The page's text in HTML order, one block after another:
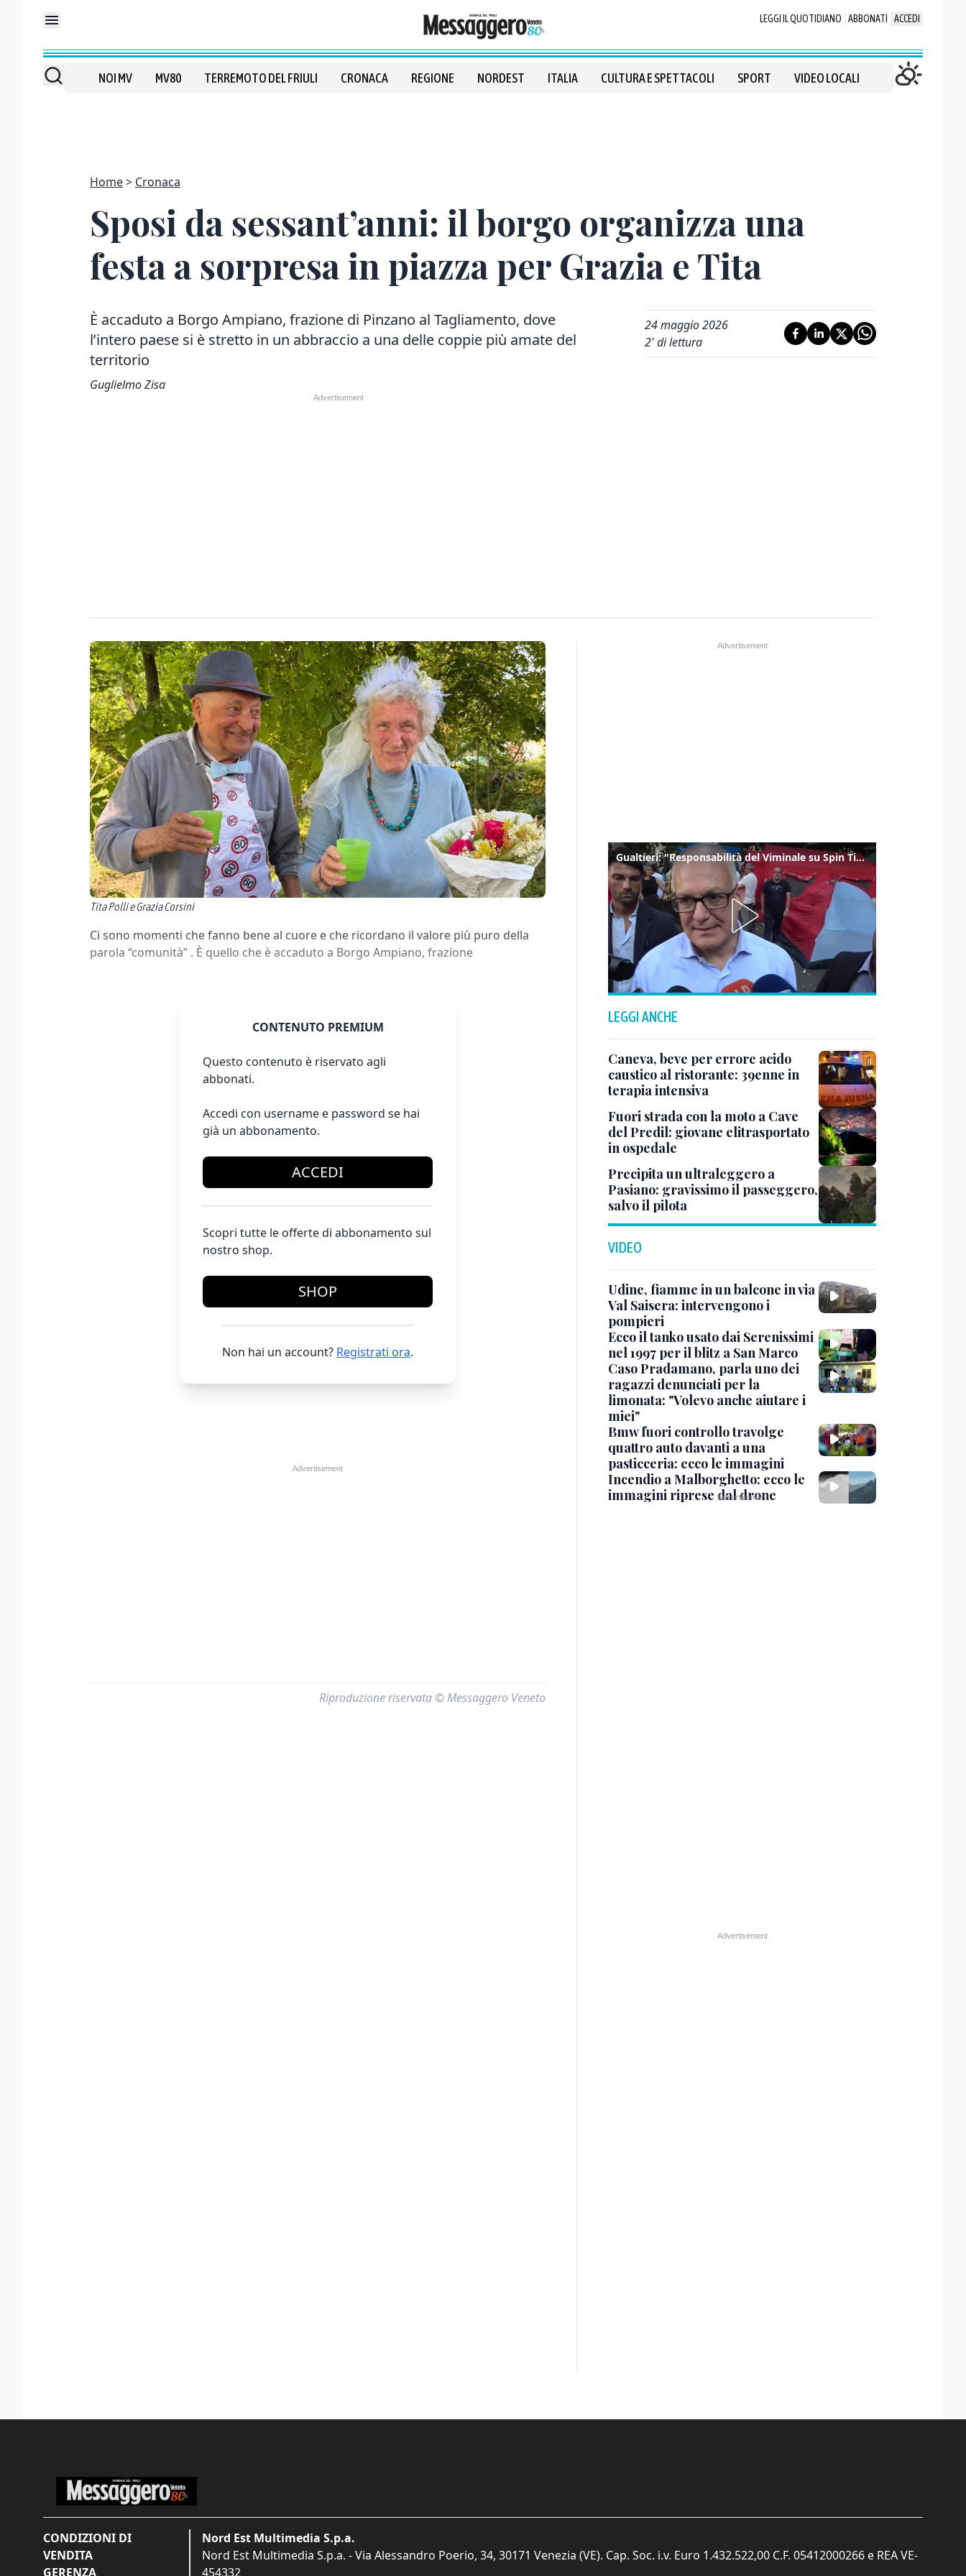
LEGGI IL QUOTIDIANO ABBONATI ACCEDI
NOI MV MV80 TERREMOTO DEL FRIULI CRONACA REGIONE NORDEST ITALIA CULTURA E SPETTACOLI SPORT VIDEO LOCALI
Home Cronaca
Sposi da sessant’anni: il borgo organizza una
festa a sorpresa in piazza per Grazia e Tita
È accaduto a Borgo Ampiano, frazione di Pinzano al Tagliamento, dove
l’intero paese si è stretto in un abbraccio a una delle coppie più amate del
territorio
Guglielmo Zisa
24 maggio 2026
2' di lettura
Tita Polli e Grazia Corsini
Ci sono momenti che fanno bene al cuore e che ricordano il valore più puro della
parola “comunità” . È quello che è accaduto a Borgo Ampiano, frazione
CONTENUTO PREMIUM
Questo contenuto è riservato agli
abbonati.
Accedi con username e password se hai
già un abbonamento.
ACCEDI
Scopri tutte le offerte di abbonamento sul
nostro shop.
SHOP
Non hai un account? Registrati ora.
Riproduzione riservata © Messaggero Veneto
Gualtieri: "Responsabilità del Viminale su Spin Time? La posizione dei partiti è nota"
LEGGI ANCHE
Caneva, beve per errore acido
caustico al ristorante: 39enne in
terapia intensiva
Fuori strada con la moto a Cave
del Predil: giovane elitrasportato
in ospedale
Precipita un ultraleggero a
Pasiano: gravissimo il passeggero,
salvo il pilota
VIDEO
Udine, fiamme in un balcone in via
Val Saisera: intervengono i
pompieri
Ecco il tanko usato dai Serenissimi
nel 1997 per il blitz a San Marco
Caso Pradamano, parla uno dei
ragazzi denunciati per la
limonata: "Volevo anche aiutare i
miei"
Bmw fuori controllo travolge
quattro auto davanti a una
pasticceria: ecco le immagini
Incendio a Malborghetto: ecco le
immagini riprese dal drone
CONDIZIONI DI
VENDITA
GERENZA
Nord Est Multimedia S.p.a.
Nord Est Multimedia S.p.a. - Via Alessandro Poerio, 34, 30171 Venezia (VE). Cap. Soc. i.v. Euro 1.432.522,00 C.F. 05412000266 e REA VE-
454332